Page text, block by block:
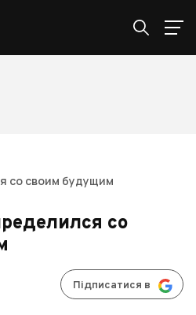
со своим будущим
со
Підписатися в